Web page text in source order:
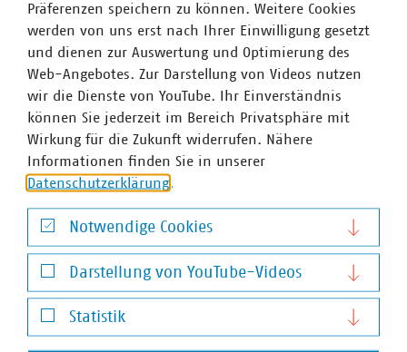
©Staatskanzlei RLP/Sell
Wolfgang Bühring, Vorsitzender der
Landesgruppe Rheinland-Pfalz bei der
Ministerpräsidentin Malu Dreyer
Präferenzen speichern zu können. Weitere Cookies
werden von uns erst nach Ihrer Einwilligung gesetzt
und dienen zur Auswertung und Optimierung des
Web-Angebotes. Zur Darstellung von Videos nutzen
wir die Dienste von YouTube. Ihr Einverständnis
können Sie jederzeit im Bereich Privatsphäre mit
Wirkung für die Zukunft widerrufen. Nähere
Informationen finden Sie in unserer
Datenschutzerklärung.
Notwendige Cookies
Notwendige Cookies
Darstellung von YouTube-Videos
Darstellung von YouTube-Videos
Statistik
Statistik